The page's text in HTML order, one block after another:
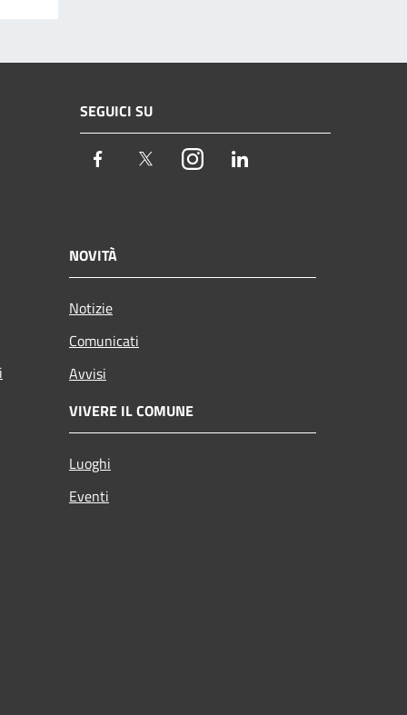
SEGUICI SU
Facebook TwitterInstagram
NOVITÀ
Notizie
Comunicati
Avvisi
VIVERE IL COMUNE
Luoghi
Eventi